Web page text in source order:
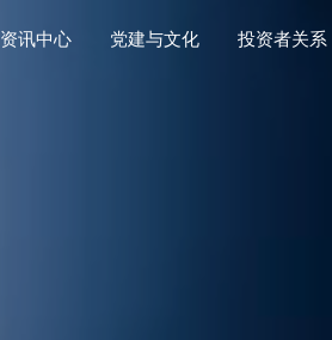
资讯中心 党建与文化 投资者关系